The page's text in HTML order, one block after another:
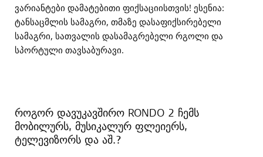
ვარიანტები დამატებითი ფიქსაციისთვის! ესენია:
ტანსაცმლის სამაგრი, თმაზე დასაფიქსირებელი
სამაგრი, სათვალის დასამაგრებელი რგოლი და
სპორტული თავსაბურავი.
როგორ დავუკავშირო RONDO 2 ჩემს
მობილურს, მუსიკალურ ფლეიერს,
ტელევიზორს და აშ.?